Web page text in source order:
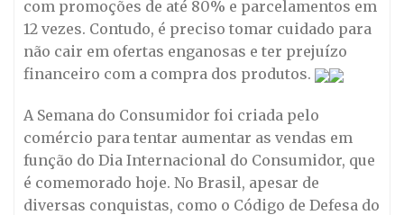
com promoções de até 80% e parcelamentos em
12 vezes. Contudo, é preciso tomar cuidado para
não cair em ofertas enganosas e ter prejuízo
financeiro com a compra dos produtos.
A Semana do Consumidor foi criada pelo
comércio para tentar aumentar as vendas em
função do Dia Internacional do Consumidor, que
é comemorado hoje. No Brasil, apesar de
diversas conquistas, como o Código de Defesa do